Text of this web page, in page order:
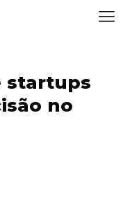
startups
no